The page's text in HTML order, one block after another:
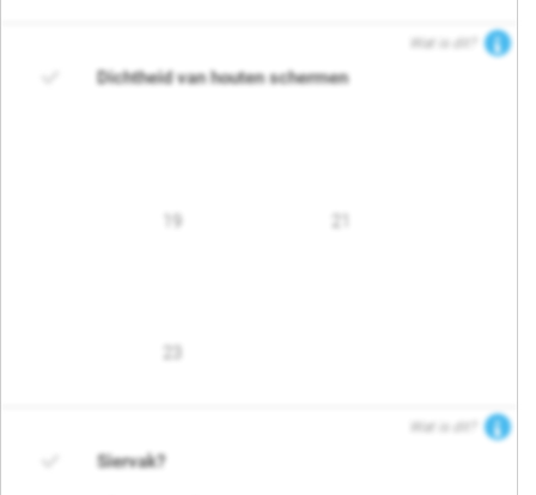
Wat is dit?
Dichtheid van houten schermen
19
Wat is dit?
Siervak?